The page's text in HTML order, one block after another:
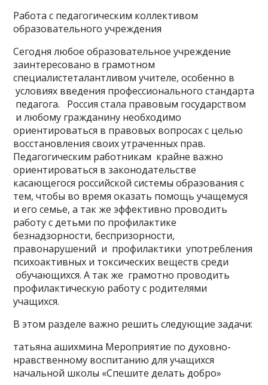
Работа с педагогическим коллективом
образовательного учреждения
Сегодня любое образовательное учреждение
заинтересовано в грамотном
специалистеталантливом учителе, особенно в
условиях введения профессионального стандарта
педагога. Россия стала правовым государством
и любому гражданину необходимо
ориентироваться в правовых вопросах с целью
восстановления своих утраченных прав.
Педагогическим работникам крайне важно
ориентироваться в законодательстве
касающегося российской системы образования с
тем, чтобы во время оказать помощь учащемуся
и его семье, а так же эффективно проводить
работу с детьми по профилактике
безнадзорности, беспризорности,
правонарушений и профилактики употребления
психоактивных и токсических веществ среди
обучающихся. А так же грамотно проводить
профилактическую работу с родителями
учащихся.
В этом разделе важно решить следующие задачи:
татьяна ашихмина Мероприятие по духовно-
нравственному воспитанию для учащихся
начальной школы «Спешите делать добро»